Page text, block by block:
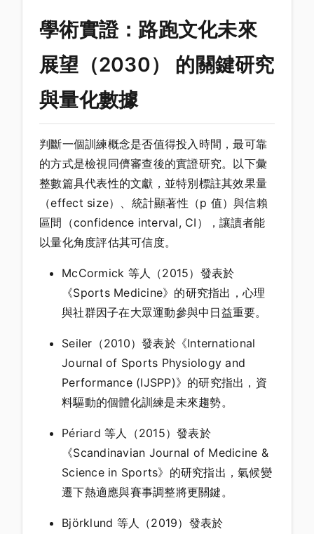
學術實證：路跑文化未來
展望（2030） 的關鍵研究
與量化數據
判斷一個訓練概念是否值得投入時間，最可靠
的方式是檢視同儕審查後的實證研究。以下彙
整數篇具代表性的文獻，並特別標註其效果量
（effect size）、統計顯著性（p 值）與信賴
區間（confidence interval, CI），讓讀者能
以量化角度評估其可信度。
McCormick 等人（2015）發表於
《Sports Medicine》的研究指出，心理
與社群因子在大眾運動參與中日益重要。
Seiler（2010）發表於《International
Journal of Sports Physiology and
Performance (IJSPP)》的研究指出，資
料驅動的個體化訓練是未來趨勢。
Périard 等人（2015）發表於
《Scandinavian Journal of Medicine &
Science in Sports》的研究指出，氣候變
遷下熱適應與賽事調整將更關鍵。
Björklund 等人（2019）發表於